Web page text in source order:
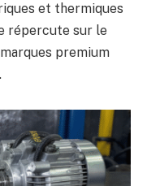
et thermiques
répercute sur le
premium